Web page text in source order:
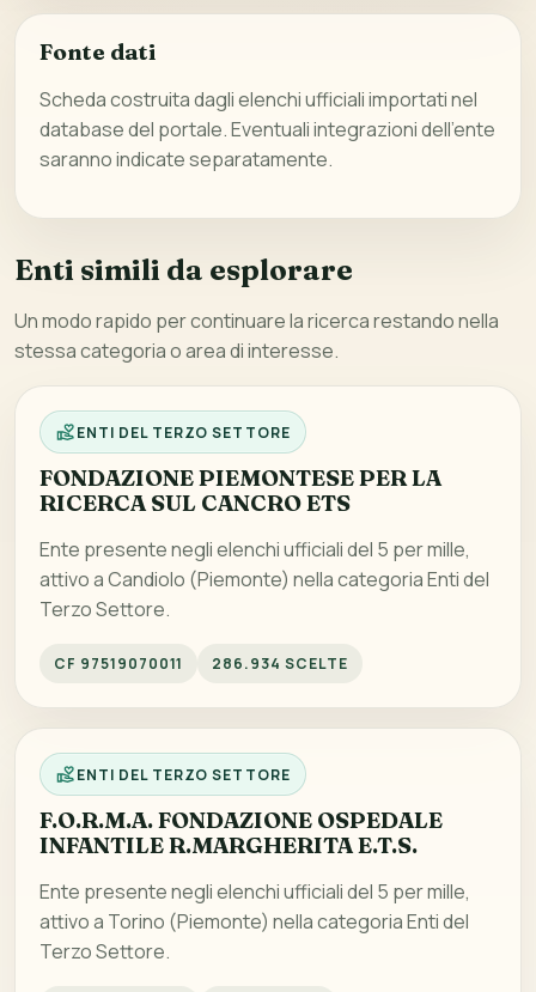
Fonte dati
Scheda costruita dagli elenchi ufficiali importati nel
database del portale. Eventuali integrazioni dell’ente
saranno indicate separatamente.
Enti simili da esplorare
Un modo rapido per continuare la ricerca restando nella
stessa categoria o area di interesse.
ENTI DEL TERZO SETTORE
FONDAZIONE PIEMONTESE PER LA
RICERCA SUL CANCRO ETS
Ente presente negli elenchi ufficiali del 5 per mille,
attivo a Candiolo (Piemonte) nella categoria Enti del
Terzo Settore.
CF 97519070011 286.934 SCELTE
ENTI DEL TERZO SETTORE
F.O.R.M.A. FONDAZIONE OSPEDALE
INFANTILE R.MARGHERITA E.T.S.
Ente presente negli elenchi ufficiali del 5 per mille,
attivo a Torino (Piemonte) nella categoria Enti del
Terzo Settore.